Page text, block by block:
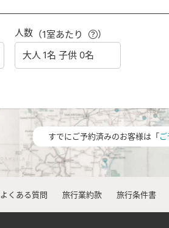
人数（1室あたり ）
すでにご予約済みのお客様は「ご
よくある質問 旅行業約款 旅行条件書